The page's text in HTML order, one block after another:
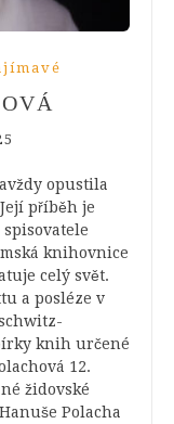
opustila
příběh je
knihovnice
celý svět.
a posléze v
knih určené
12.
židovské
Polacha